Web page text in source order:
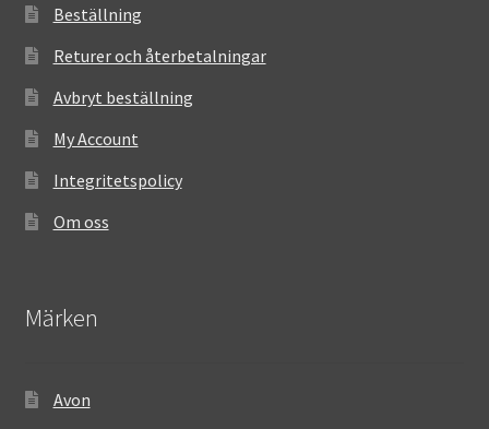
Beställning
Returer och återbetalningar
Avbryt beställning
My Account
Integritetspolicy
Om oss
Märken
Avon